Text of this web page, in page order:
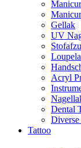
Gellak
UV
Acryl
Dental
Tattoo